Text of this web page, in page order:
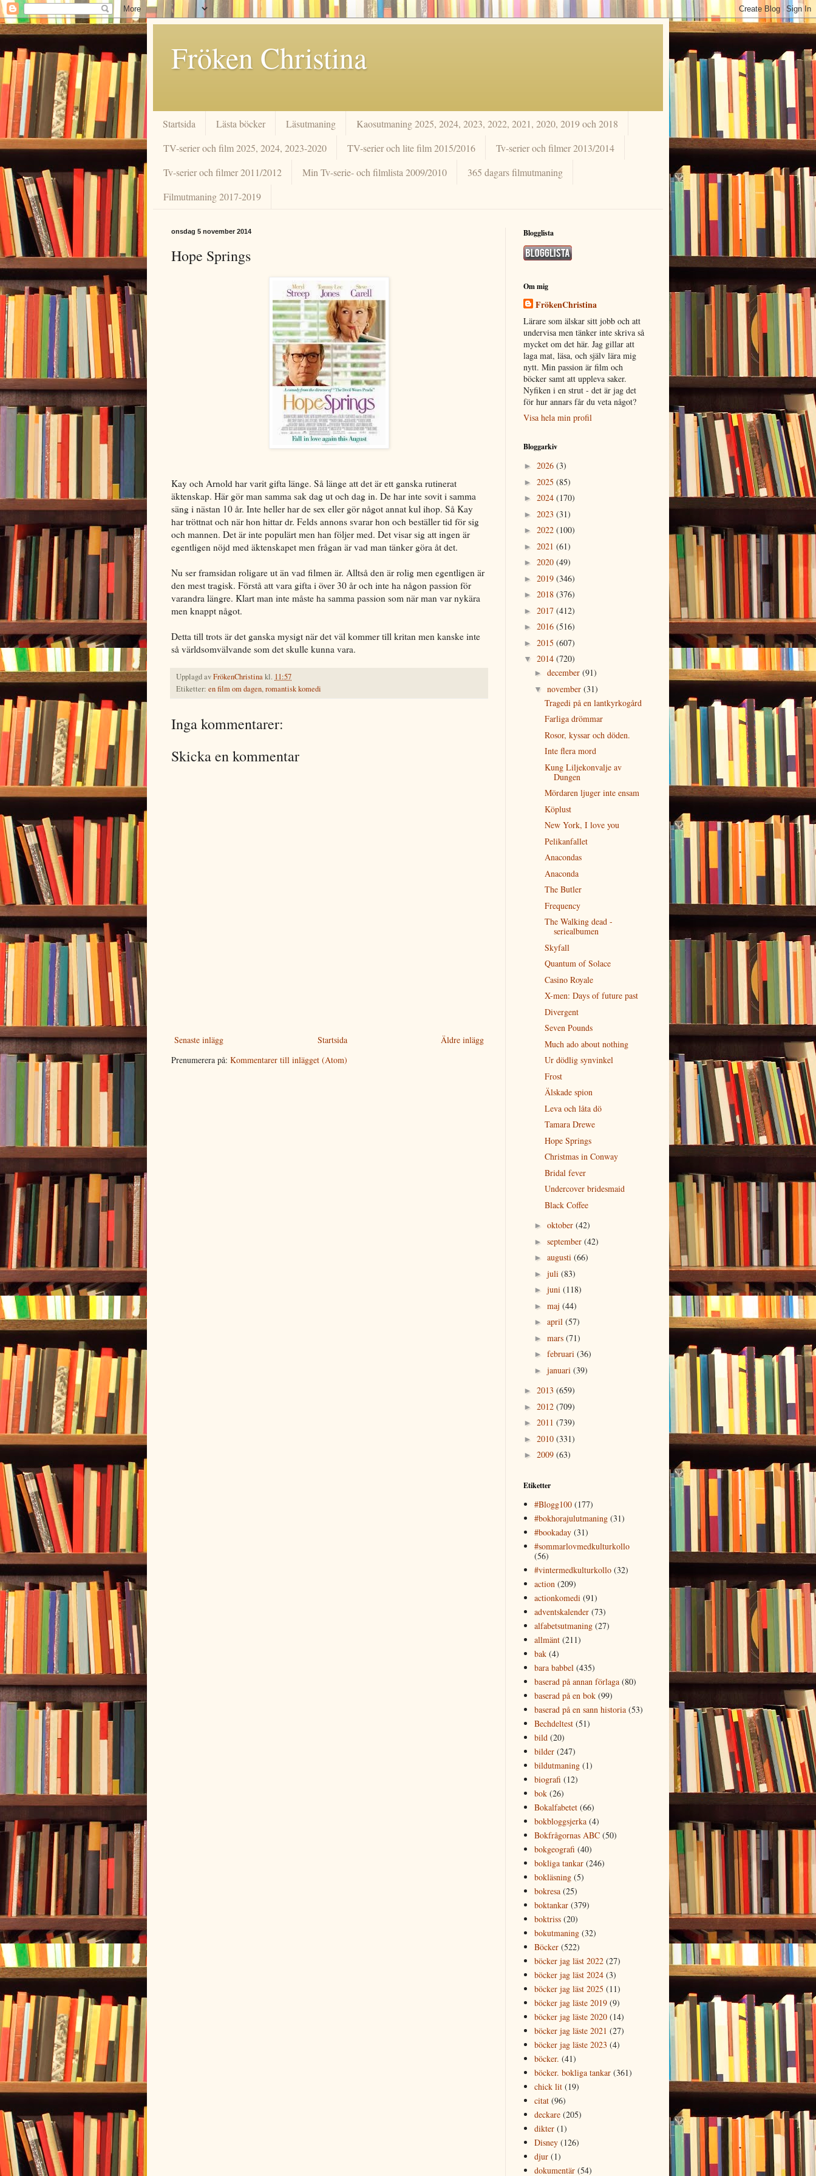
Fröken Christina
Startsida Lästa böcker Läsutmaning
Kaosutmaning 2025, 2024, 2023, 2022, 2021, 2020, 2019 och 2018
TV-serier och film 2025, 2024, 2023-2020
TV-serier och lite film 2015/2016
Tv-serier och filmer 2013/2014
Tv-serier och filmer 2011/2012
Min Tv-serie- och filmlista 2009/2010
365 dagars filmutmaning
Filmutmaning 2017-2019
onsdag 5 november 2014
Hope Springs
Kay och Arnold har varit gifta länge. Så länge att det är ett ganska rutinerat
äktenskap. Här gör man samma sak dag ut och dag in. De har inte sovit i samma
säng i nästan 10 år. Inte heller har de sex eller gör något annat kul ihop. Så Kay
har tröttnat och när hon hittar dr. Felds annons svarar hon och beställer tid för sig
och mannen. Det är inte populärt men han följer med. Det visar sig att ingen är
egentligen nöjd med äktenskapet men frågan är vad man tänker göra åt det.
Nu ser framsidan roligare ut än vad filmen är. Alltså den är rolig men egentligen är
den mest tragisk. Förstå att vara gifta i över 30 år och inte ha någon passion för
varandra längre. Klart man inte måste ha samma passion som när man var nykära
men knappt något.
Detta till trots är det ganska mysigt när det väl kommer till kritan men kanske inte
så världsomvälvande som det skulle kunna vara.
Upplagd avFrökenChristinakl. 11:57
Etiketter: en film om dagen,romantisk komedi
Inga kommentarer:
Skicka en kommentar
Senaste inlägg Äldre inlägg
Startsida
Prenumerera på: Kommentarer till inlägget (Atom)
Blogglista
Om mig
FrökenChristina
Lärare som älskar sitt jobb och att
undervisa men tänker inte skriva så
mycket om det här. Jag gillar att
laga mat, läsa, och själv lära mig
nytt. Min passion är film och
böcker samt att uppleva saker.
Nyfiken i en strut - det är jag det
för hur annars får du veta något?
Visa hela min profil
Bloggarkiv
► 2026 (3)
► 2025 (85)
► 2024 (170)
► 2023 (31)
► 2022 (100)
► 2021 (61)
► 2020 (49)
► 2019 (346)
► 2018 (376)
► 2017 (412)
► 2016 (516)
► 2015 (607)
▼ 2014 (720)
► december (91)
▼ november (31)
Tragedi på en lantkyrkogård
Farliga drömmar
Rosor, kyssar och döden.
Inte flera mord
Kung Liljekonvalje av
Dungen
Mördaren ljuger inte ensam
Köplust
New York, I love you
Pelikanfallet
Anacondas
Anaconda
The Butler
Frequency
The Walking dead -
seriealbumen
Skyfall
Quantum of Solace
Casino Royale
X-men: Days of future past
Divergent
Seven Pounds
Much ado about nothing
Ur dödlig synvinkel
Frost
Älskade spion
Leva och låta dö
Tamara Drewe
Hope Springs
Christmas in Conway
Bridal fever
Undercover bridesmaid
Black Coffee
► oktober (42)
► september (42)
► augusti (66)
► juli (83)
► juni (118)
► maj (44)
► april (57)
► mars (71)
► februari (36)
► januari (39)
► 2013 (659)
► 2012 (709)
► 2011 (739)
► 2010 (331)
► 2009 (63)
Etiketter
#Blogg100 (177)
#bokhorajulutmaning (31)
#bookaday (31)
#sommarlovmedkulturkollo
(56)
#vintermedkulturkollo (32)
action (209)
actionkomedi (91)
adventskalender (73)
alfabetsutmaning (27)
allmänt (211)
bak (4)
bara babbel (435)
baserad på annan förlaga (80)
baserad på en bok (99)
baserad på en sann historia (53)
Bechdeltest (51)
bild (20)
bilder (247)
bildutmaning (1)
biografi (12)
bok (26)
Bokalfabetet (66)
bokbloggsjerka (4)
Bokfrågornas ABC (50)
bokgeografi (40)
bokliga tankar (246)
bokläsning (5)
bokresa (25)
boktankar (379)
boktriss (20)
bokutmaning (32)
Böcker (522)
böcker jag läst 2022 (27)
böcker jag läst 2024 (3)
böcker jag läst 2025 (11)
böcker jag läste 2019 (9)
böcker jag läste 2020 (14)
böcker jag läste 2021 (27)
böcker jag läste 2023 (4)
böcker. (41)
böcker. bokliga tankar (361)
chick lit (19)
citat (96)
deckare (205)
dikter (1)
Disney (126)
djur (1)
dokumentär (54)